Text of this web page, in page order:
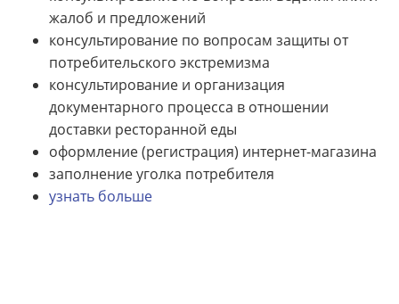
жалоб и предложений
консультирование по вопросам защиты от
потребительского экстремизма
консультирование и организация
документарного процесса в отношении
доставки ресторанной еды
оформление (регистрация) интернет-магазина
заполнение уголка потребителя
узнать больше